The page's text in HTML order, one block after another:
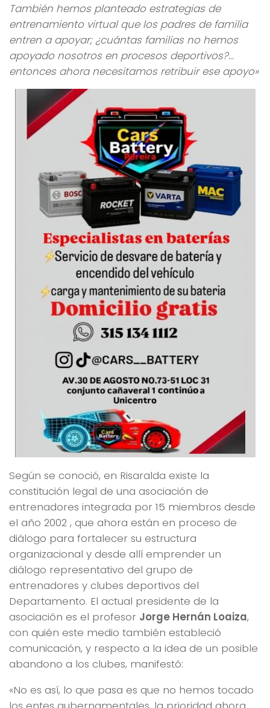
También hemos planteado estrategias de
entrenamiento virtual que los padres de familia
entren a apoyar; ¿cuántas familias no hemos
apoyado nosotros en procesos deportivos?…
entonces ahora necesitamos retribuir ese apoyo»
Según se conoció, en Risaralda existe la
constitución legal de una asociación de
entrenadores integrada por 15 miembros desde
el año 2002 , que ahora están en proceso de
diálogo para fortalecer su estructura
organizacional y desde allí emprender un
diálogo representativo del grupo de
entrenadores y clubes deportivos del
Departamento. El actual presidente de la
asociación es el profesor Jorge Hernán Loaiza,
con quién este medio también estableció
comunicación, y respecto a la idea de un posible
abandono a los clubes, manifestó:
«No es así, lo que pasa es que no hemos tocado